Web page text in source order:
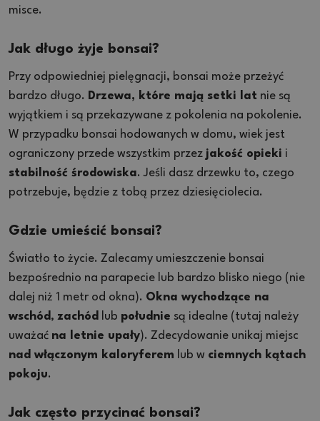
misce.
Jak długo żyje bonsai?
Przy odpowiedniej pielęgnacji, bonsai może przeżyć
bardzo długo. Drzewa, które mają setki lat nie są
wyjątkiem i są przekazywane z pokolenia na pokolenie.
W przypadku bonsai hodowanych w domu, wiek jest
ograniczony przede wszystkim przez jakość opieki i
stabilność środowiska. Jeśli dasz drzewku to, czego
potrzebuje, będzie z tobą przez dziesięciolecia.
Gdzie umieścić bonsai?
Światło to życie. Zalecamy umieszczenie bonsai
bezpośrednio na parapecie lub bardzo blisko niego (nie
dalej niż 1 metr od okna). Okna wychodzące na
wschód , zachód lub południe są idealne (tutaj należy
uważać na letnie upały). Zdecydowanie unikaj miejsc
nad włączonym kaloryferem lub w ciemnych kątach
pokoju.
Jak często przycinać bonsai?